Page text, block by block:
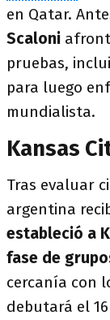
en Qatar.
Scaloni
pruebas,
para luego
mundialista.
Kansas
Tras evaluar
argentina
estableció a
fase de
cercanía con
debutará el